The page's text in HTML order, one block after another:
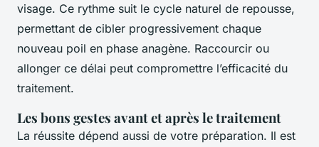
visage. Ce rythme suit le cycle naturel de repousse,
permettant de cibler progressivement chaque
nouveau poil en phase anagène. Raccourcir ou
allonger ce délai peut compromettre l’efficacité du
traitement.
Les bons gestes avant et après le traitement
La réussite dépend aussi de votre préparation. Il est